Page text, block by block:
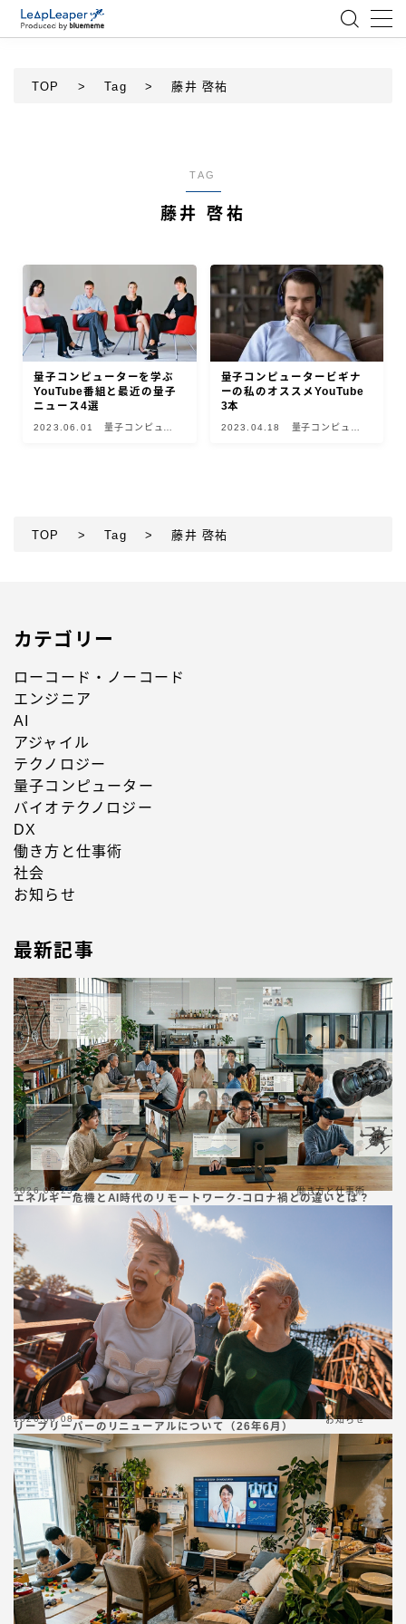
テクノロジー
BlueMeme
TOP > Tag > 藤井 啓祐
TAG
藤井 啓祐
量子コンピューターを学ぶ
YouTube番組と最近の量子
ニュース4選
2023.06.01
量子コンピュー
量子コンピュータービギナ
ーの私のオススメYouTube
3本
2023.04.18
量子コンピュー
TOP > Tag > 藤井 啓祐
カテゴリー
ローコード・ノーコード
エンジニア
AI
アジャイル
テクノロジー
量子コンピューター
バイオテクノロジー
DX
働き方と仕事術
社会
お知らせ
最新記事
エネルギー危機とAI時代のリモートワーク-コロナ禍との違いとは？
2026.06.25 働き方と仕事術
リープリーパーのリニューアルについて（26年6月）
2026.06.08 お知らせ